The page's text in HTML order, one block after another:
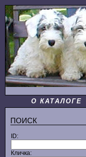
О КАТАЛОГЕ
ПОИСК
ID:
Кличка: